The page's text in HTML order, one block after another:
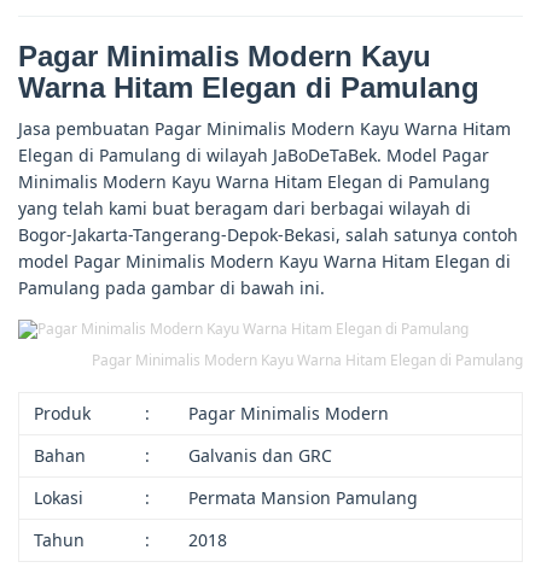
Pagar Minimalis Modern Kayu
Warna Hitam Elegan di Pamulang
Jasa pembuatan Pagar Minimalis Modern Kayu Warna Hitam
Elegan di Pamulang di wilayah JaBoDeTaBek. Model Pagar
Minimalis Modern Kayu Warna Hitam Elegan di Pamulang
yang telah kami buat beragam dari berbagai wilayah di
Bogor-Jakarta-Tangerang-Depok-Bekasi, salah satunya contoh
model Pagar Minimalis Modern Kayu Warna Hitam Elegan di
Pamulang pada gambar di bawah ini.
Pagar Minimalis Modern Kayu Warna Hitam Elegan di Pamulang
Produk :
Pagar Minimalis Modern
Bahan
:
Galvanis dan GRC
Lokasi
:
Permata Mansion Pamulang
Tahun
: 2018